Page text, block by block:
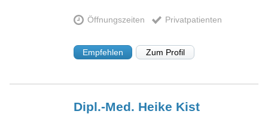
Öffnungszeiten Privatpatienten
Empfehlen Zum Profil
Dipl.-Med. Heike Kist